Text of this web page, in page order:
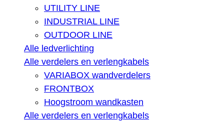
UTILITY LINE
INDUSTRIAL LINE
OUTDOOR LINE
Alle ledverlichting
Alle verdelers en verlengkabels
VARIABOX wandverdelers
FRONTBOX
Hoogstroom wandkasten
Alle verdelers en verlengkabels